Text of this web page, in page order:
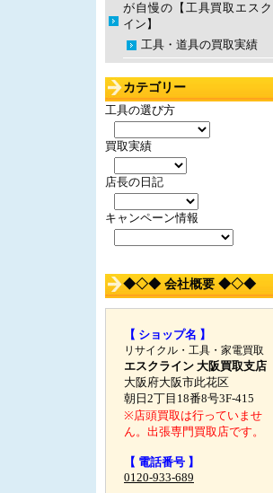
が自慢の【工具買取エスク
イン】
工具・道具の買取実績
カテゴリー
工具の選び方
買取実績
店長の日記
キャンペーン情報
◆◇◆ 会社概要 ◆◇◆
【 ショップ名 】
リサイクル・工具・家電買取
エスクライン 大阪買取支店
大阪府大阪市此花区
朝日2丁目18番8号3F-415
※店頭買取は行っていませ
ん。出張専門買取店です。
【 電話番号 】
0120-933-689